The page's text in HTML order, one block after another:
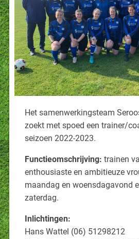
Het samenwerkingsteam
zoekt met spoed een trainer/
seizoen 2022-2023.
Functieomschrijving: trainen
enthousiaste en ambitieuze
maandag en woensdagavond
zaterdag.
Inlichtingen:
Hans Wattel (06) 51298212